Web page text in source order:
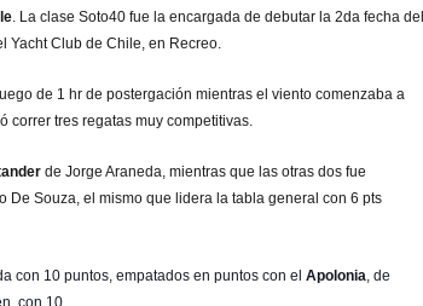
. La clase Soto40 fue la encargada de debutar la 2da fecha del
Yacht Club de Chile, en Recreo.
de 1 hr de postergación mientras el viento comenzaba a
correr tres regatas muy competitivas.
de Jorge Araneda, mientras que las otras dos fue
De Souza, el mismo que lidera la tabla general con 6 pts
con 10 puntos, empatados en puntos con el Apolonia, de
con 10.